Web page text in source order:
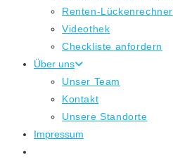
Renten-Lückenrechner
Videothek
Checkliste anfordern
Über uns
Unser Team
Kontakt
Unsere Standorte
Impressum